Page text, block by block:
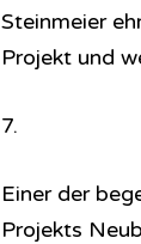
Steinmeier
Projekt und
7.
Einer der
Projekts